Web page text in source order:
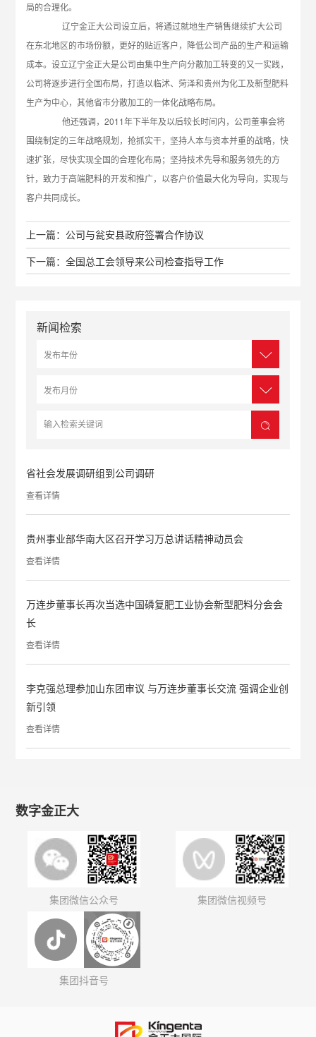
局的合理化。
辽宁金正大公司设立后，将通过就地生产销售继续扩大公司
在东北地区的市场份额，更好的贴近客户，降低公司产品的生产和运输
成本。设立辽宁金正大是公司由集中生产向分散加工转变的又一实践，
公司将逐步进行全国布局，打造以临沭、菏泽和贵州为化工及新型肥料
生产为中心，其他省市分散加工的一体化战略布局。
他还强调，2011年下半年及以后较长时间内，公司董事会将
围绕制定的三年战略规划，抢抓实干，坚持人本与资本并重的战略，快
速扩张，尽快实现全国的合理化布局；坚持技术先导和服务领先的方
针，致力于高端肥料的开发和推广，以客户价值最大化为导向，实现与
客户共同成长。
上一篇：公司与瓮安县政府签署合作协议
下一篇：全国总工会领导来公司检查指导工作
新闻检索
省社会发展调研组到公司调研
查看详情
贵州事业部华南大区召开学习万总讲话精神动员会
查看详情
万连步董事长再次当选中国磷复肥工业协会新型肥料分会会
长
查看详情
李克强总理参加山东团审议 与万连步董事长交流 强调企业创
新引领
查看详情
数字金正大
集团微信公众号 集团微信视频号
集团抖音号